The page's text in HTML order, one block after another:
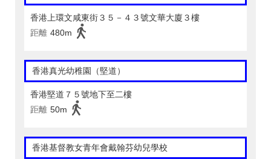
香港上環文咸東街３５－４３號文華大廈３樓
距離 480m
香港真光幼稚園（堅道）
香港堅道７５號地下至二樓
距離 50m
香港基督教女青年會戴翰芬幼兒學校